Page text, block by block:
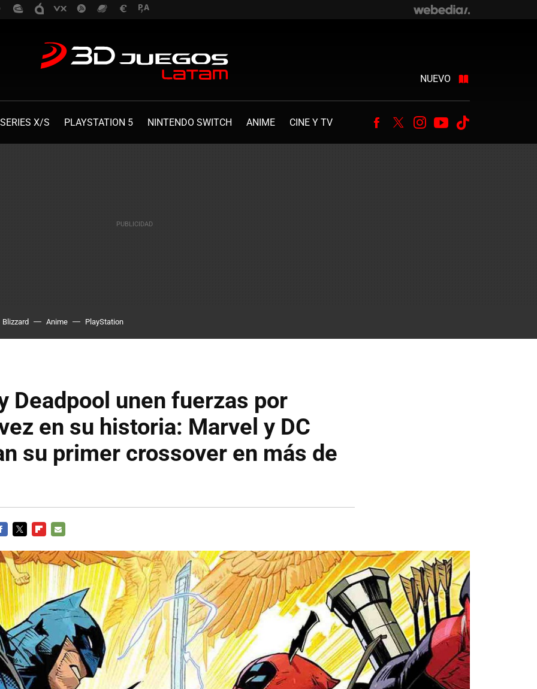
NUEVO
X/S PLAYSTATION 5 NINTENDO SWITCH ANIME CINE Y TV Facebook
TwitterInstagram
Youtube
Blizzard Anime PlayStation
Deadpool unen fuerzas por
en su historia: Marvel y DC
su primer crossover en más de
MAIL